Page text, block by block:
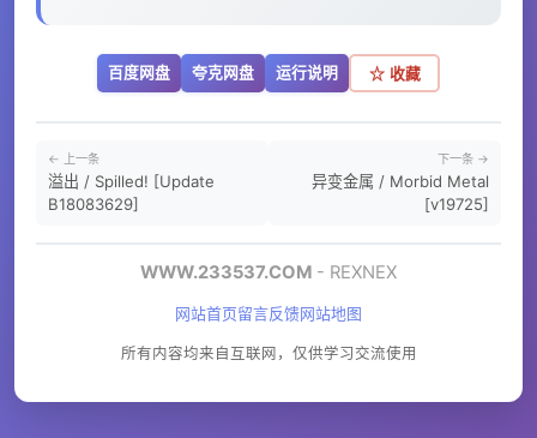
百度网盘 夸克网盘 运行说明 ☆ 收藏
← 上一条
溢出 / Spilled! [Update
B18083629]
下一条 →
异变金属 / Morbid Metal
[v19725]
WWW.233537.COM - REXNEX
网站首页留言反馈网站地图
所有内容均来自互联网，仅供学习交流使用